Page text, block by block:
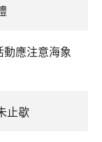
應注意海象
止歇